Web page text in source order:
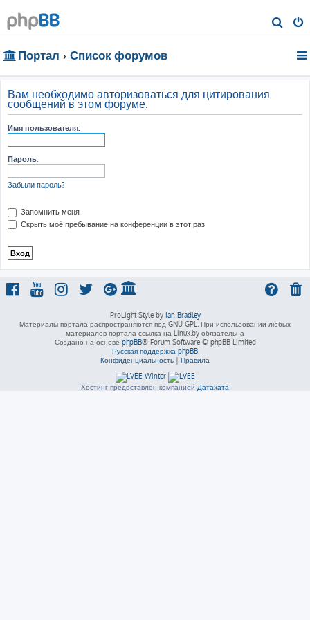
о
Портал Список форумов
Вам необходимо авторизоваться для цитирования
сообщений в этом форуме.
Имя пользователя:
Пароль:
Забыли пароль?
Запомнить меня
Скрыть моё пребывание на конференции в этот раз
ProLight Style by Ian Bradley
Материалы портала распространяются под GNU GPL. При использовании любых
материалов портала ссылка на Linux.by обязательна
Создано на основе phpBB® Forum Software © phpBB Limited
Русская поддержка phpBB
Конфиденциальность | Правила
Хостинг предоставлен компанией Датахата